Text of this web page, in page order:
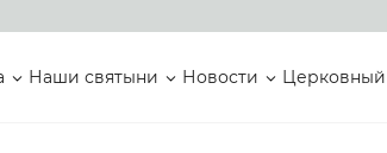
Наши святыни Новости Церковный